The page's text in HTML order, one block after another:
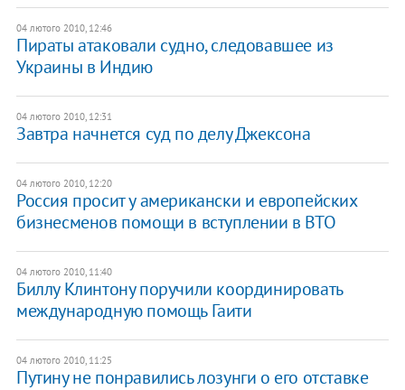
04 лютого 2010, 12:46
Пираты атаковали судно, следовавшее из
Украины в Индию
04 лютого 2010, 12:31
Завтра начнется суд по делу Джексона
04 лютого 2010, 12:20
Россия просит у американски и европейских
бизнесменов помощи в вступлении в ВТО
04 лютого 2010, 11:40
Биллу Клинтону поручили координировать
международную помощь Гаити
04 лютого 2010, 11:25
Путину не понравились лозунги о его отставке